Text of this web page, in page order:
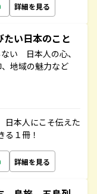
詳細を見る
い日本のこと
い 日本人の心、
地域の魅力など
日本人にこそ伝えた
１冊！
詳細を見る